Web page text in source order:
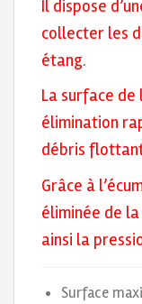
Il dispose
collecter les
étang.
La surface de
élimination
débris
Grâce à
éliminée de
ainsi la
Surface